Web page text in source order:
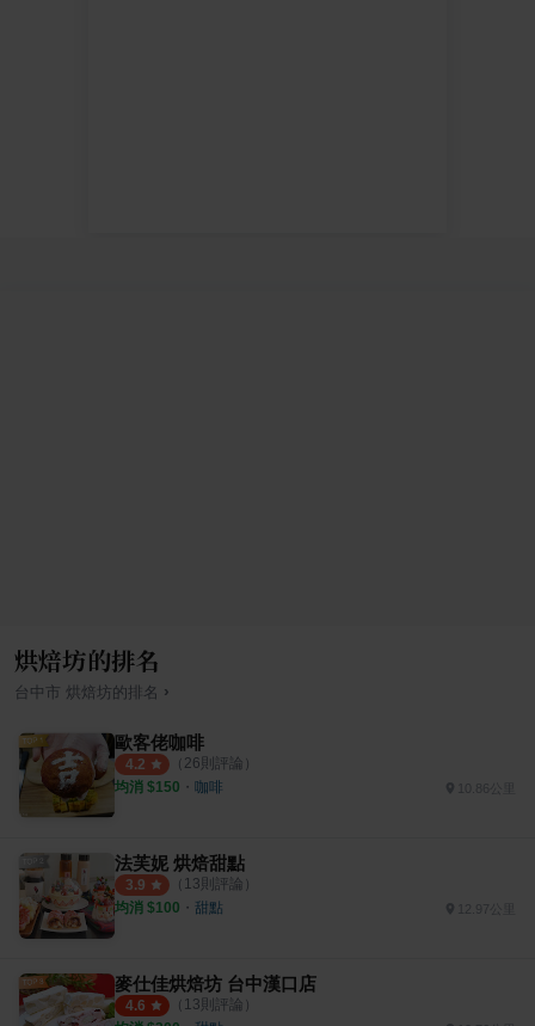
烘焙坊的排名
台中市 烘焙坊的排名 ›
歐客佬咖啡
4.2 （ 26則評論）
均消 $150 ・ 咖啡
法芙妮 烘焙甜點
3.9 （ 13則評論）
均消 $100 ・ 甜點
麥仕佳烘焙坊 台中漢口店
4.6 （ 13則評論）